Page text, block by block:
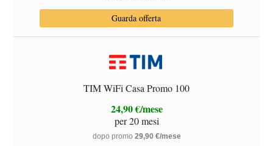
Guarda offerta
TIM WiFi Casa Promo 100
24,90 €/mese
per 20 mesi
dopo promo 29,90 €/mese